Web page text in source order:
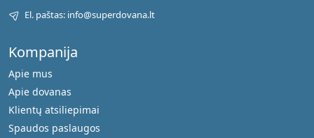
Kompanija
Apie mus
Apie dovanas
Klientų atsiliepimai
Spaudos paslaugos
El. paštas: info@superdovana.lt